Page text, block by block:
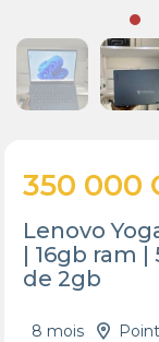
350 000
Lenovo
| 16gb ram
de 2gb
8 mois